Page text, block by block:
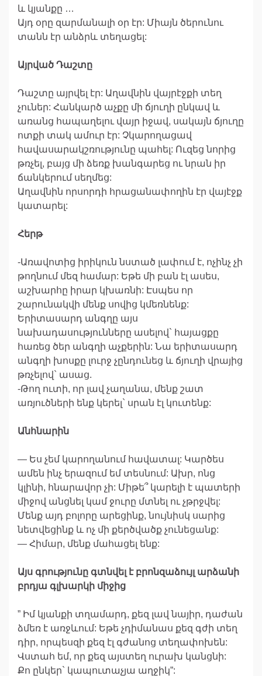
և կյանքը …
Այդ օրը զարմանալի օր էր: Միայն ծերունու
տանն էր անձրև տեղացել:
Այրված Դաշտը
Դաշտը այրվել էր: Աղավնին վայրէջքի տեղ
չուներ: Հանկարծ աչքը մի ճյուղի ընկավ և
առանց հապաղելու վայր իջավ, սակայն ճյուղը
ոտքի տակ ամուր էր: Չկարողացավ
հավասարակշռությունը պահել: Ուզեց նորից
թռչել, բայց մի ձեռք խանգարեց ու նրան իր
ճանկերում սեղմեց:
Աղավնին որսորդի հրացանափողին էր վայէջք
կատարել:
Հերթ
-Առավոտից իրիկուն նստած լափում է, ոչինչ չի
թողնում մեզ համար: Եթե մի բան էլ ասես,
աշխարհը իրար կխառնի: Էսպես որ
շարունակվի մենք սովից կմեռնենք:
Երիտասարդ անգղը այս
նախադասությունները ասելով` հայացքը
հառեց ծեր անգղի աչքերին: Նա երիտասարդ
անգղի խոսքը լուրջ չընդունեց և ճյուղի վրայից
թռչելով` ասաց.
-Թող ուտի, որ լավ չաղանա, մենք շատ
առյուծների ենք կերել` սրան էլ կուտենք:
Անհնարին
— Ես չեմ կարողանում հավատալ: Կարծես
ամեն ինչ երազում եմ տեսնում: Ախր, ոնց
կլինի, հնարավոր չի: Միթե՞ կարելի է պատերի
միջով անցնել կամ ջուրը մտնել ու չթրջվել:
Մենք այդ բոլորը արեցինք, նույնիսկ սարից
նետվեցինք և ոչ մի քերծվածք չունեցանք:
— Հիմար, մենք մահացել ենք:
Այս գրությունը գտնվել է բրոնզաձույլ արձանի
բրդյա գլխարկի միջից
” Իմ կյանքի տղամարդ, քեզ լավ նայիր, դաժան
ձմեռ է առջևում: Եթե չդիմանաս քեզ գժի տեղ
դիր, որպեսզի քեզ էլ գժանոց տեղափոխեն:
Վստահ եմ, որ քեզ այստեղ ուրախ կանցնի:
Քո ընկեր` կապուտաչյա աղջիկ”: